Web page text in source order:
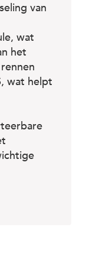
van
wat
het
wat helpt